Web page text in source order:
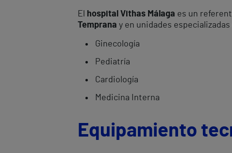
El hospital Vithas Málaga es un
Temprana y en unidades especializadas
Ginecología
Pediatría
Cardiología
Medicina Interna
Equipamiento